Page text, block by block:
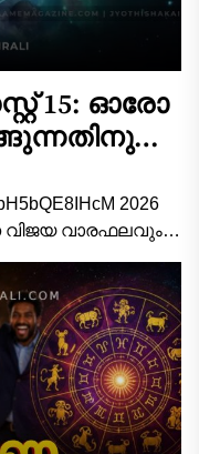
15: ഓരോ
2026
വിജയ വാരഫലവും